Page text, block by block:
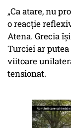
„Ca atare, nu
o reacție
Atena. Grecia
Turciei ar
viitoare
tensionat.